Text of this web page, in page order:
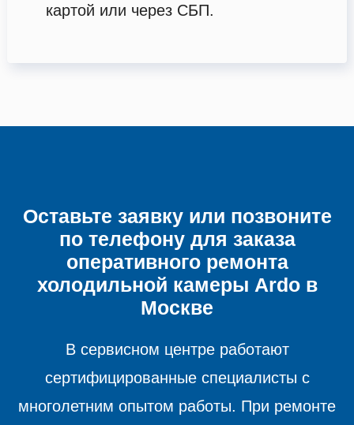
картой или через СБП.
Оставьте заявку или позвоните
по телефону для заказа
оперативного ремонта
холодильной камеры Ardo в
Москве
В сервисном центре работают
сертифицированные специалисты с
многолетним опытом работы. При ремонте